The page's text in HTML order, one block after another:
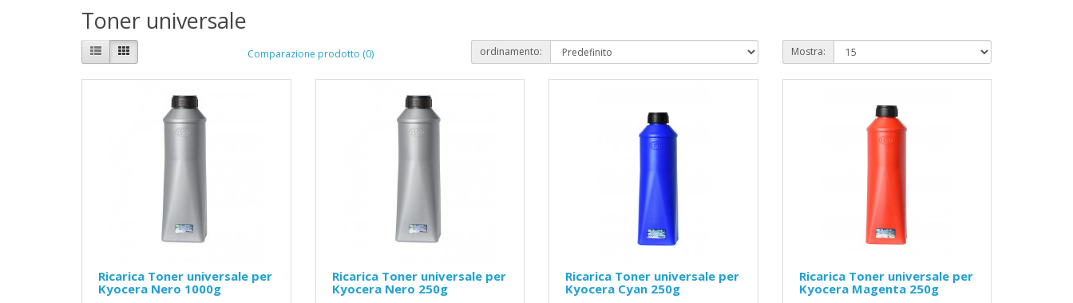
Toner universale
Comparazione prodotto (0) ordinamento: Mostra:
Ricarica Toner universale per
Kyocera Nero 1000g
Ricarica Toner universale per
Kyocera Nero 250g
Ricarica Toner universale per
Kyocera Cyan 250g
Ricarica Toner universale per
Kyocera Magenta 250g